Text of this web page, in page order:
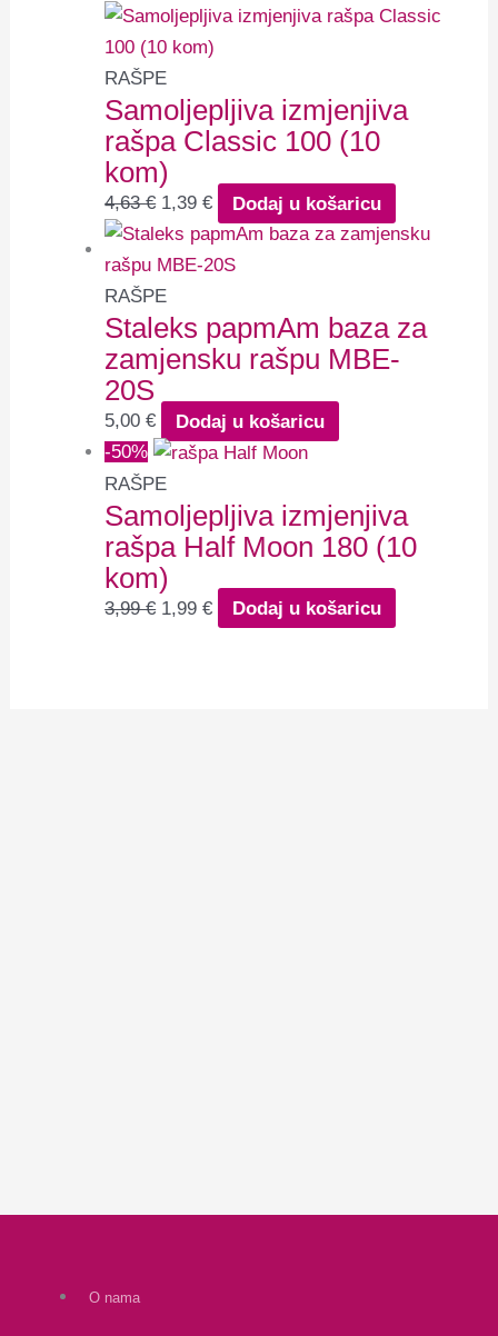
RAŠPE
Samoljepljiva izmjenjiva
rašpa Classic 100 (10
kom)
4,63€ 1,39€ Dodaj u košaricu
RAŠPE
Staleks papmAm baza za
zamjensku rašpu MBE-
20S
5,00€
Dodaj u košaricu
-50%
RAŠPE
Samoljepljiva izmjenjiva
rašpa Half Moon 180 (10
kom)
3,99€ 1,99€ Dodaj u košaricu
O nama